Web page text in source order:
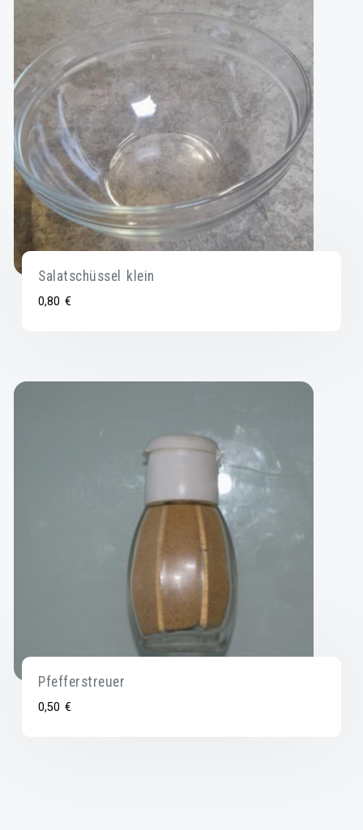
Salatschüssel klein
0,80€
Pfefferstreuer
0,50€